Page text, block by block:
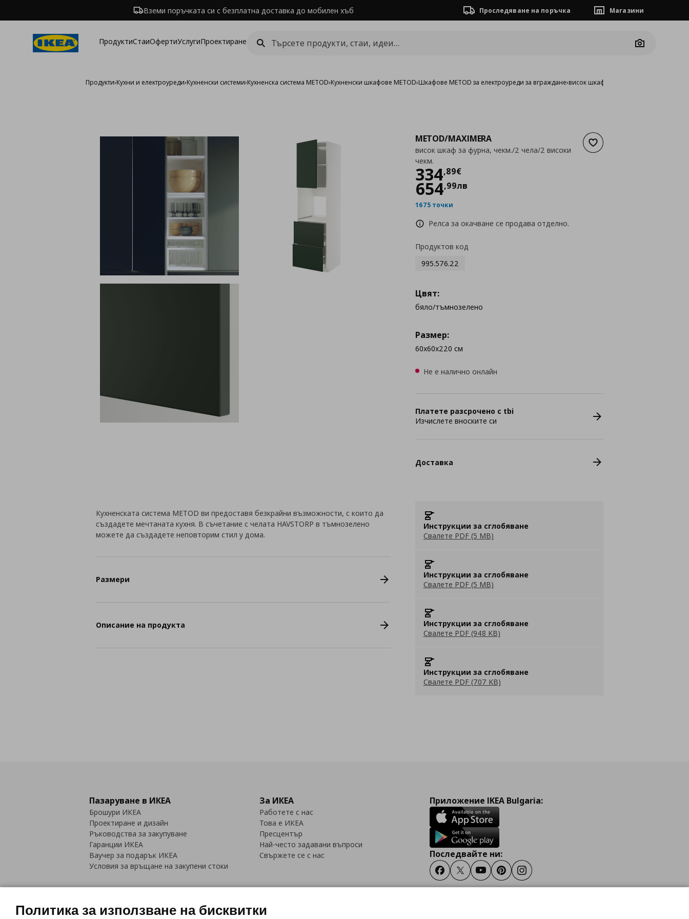
Вземи поръчката си с безплатна доставка до мобилен хъб Проследяване на поръчка Магазини
ПродуктиСтаиОфертиУслугиПроектиране
Camera
Продукти›Кухни и електроуреди›Кухненски системи›Кухненска система METOD›Кухненски шкафове METOD›Шкафове METOD за електроуреди за вграждане›висок шкаф за фурна, чекм./2 чела/2
Добави към списъка с
METOD/MAXIMERA
висок шкаф за фурна, чекм./2 чела/2 високи
чекм.
334,89€
Цена334,89 €
654,99лв
1675 точки
Релса за окачване се продава отделно.
Продуктов код
995.576.22
Цвят:
бяло/тъмнозелено
Размер:
60x60x220 см
Не е налично онлайн
Платете разсрочено с tbi
Изчислете вноските си
Доставка
Инструкции за сглобяване
Свалете PDF (5 MB)
Инструкции за сглобяване
Свалете PDF (5 MB)
Инструкции за сглобяване
Свалете PDF (948 KB)
Инструкции за сглобяване
Свалете PDF (707 KB)
Кухненската система METOD ви предоставя безкрайни възможности, с които да
създадете мечтаната кухня. В съчетание с челата HAVSTORP в тъмнозелено
можете да създадете неповторим стил у дома.
Размери
Описание на продукта
Пазаруване в ИКЕА
Брошури ИКЕА
Проектиране и дизайн
Ръководства за закупуване
Гаранции ИКЕА
Ваучер за подарък ИКЕА
Условия за връщане на закупени стоки
За ИКЕА
Работете с нас
Това е ИКЕА
Пресцентър
Най-често задавани въпроси
Свържете се с нас
Приложение IKEA Bulgaria:
Последвайте ни:
FacebookTwitterYoutubePinterestInstagram
Политика за използване на бисквитки